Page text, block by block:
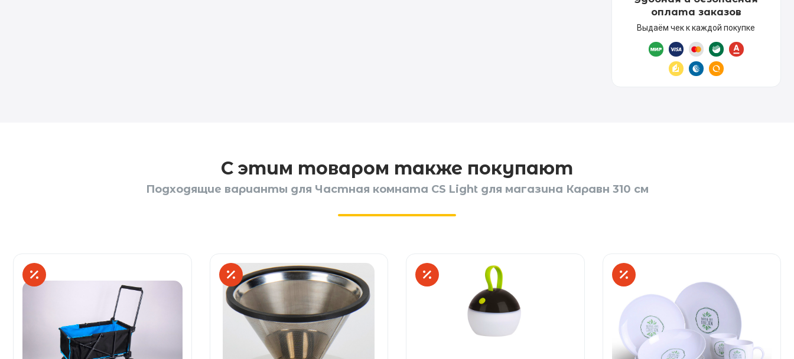
оплата заказов
Выдаём чек к каждой покупке
С этим товаром также покупают
Подходящие варианты для Частная комната CS Light для магазина Каравн 310 см